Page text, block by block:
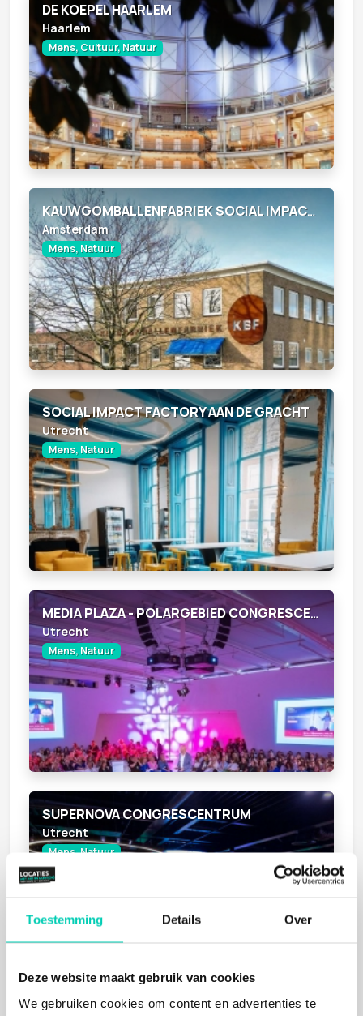
Toestemming Details Over
Deze website maakt gebruik van cookies
We gebruiken cookies om content en advertenties te
DE KOEPEL HAARLEM
Haarlem
Mens, Cultuur, Natuur
KAUWGOMBALLENFABRIEK SOCIAL IMPACT FACTORY
Amsterdam
Mens, Natuur
SOCIAL IMPACT FACTORY AAN DE GRACHT
Utrecht
Mens, Natuur
MEDIA PLAZA - POLARGEBIED CONGRESCENTRUM
Utrecht
Mens, Natuur
SUPERNOVA CONGRESCENTRUM
Utrecht
Mens, Natuur